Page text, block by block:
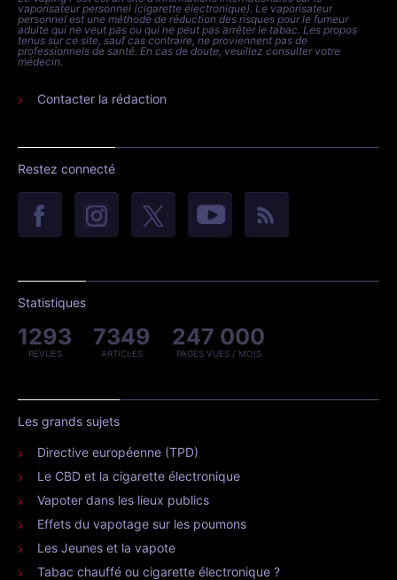
vaporisateur personnel (cigarette électronique). Le vaporisateur
personnel est une méthode de réduction des risques pour le fumeur
adulte qui ne veut pas ou qui ne peut pas arrêter le tabac. Les propos
tenus sur ce site, sauf cas contraire, ne proviennent pas de
professionnels de santé. En cas de doute, veuillez consulter votre
médecin.
Contacter la rédaction
Restez connecté
Statistiques
1293
REVUES
7349
ARTICLES
247 000
PAGES VUES / MOIS
Les grands sujets
Directive européenne (TPD)
Le CBD et la cigarette électronique
Vapoter dans les lieux publics
Effets du vapotage sur les poumons
Les Jeunes et la vapote
Tabac chauffé ou cigarette électronique ?